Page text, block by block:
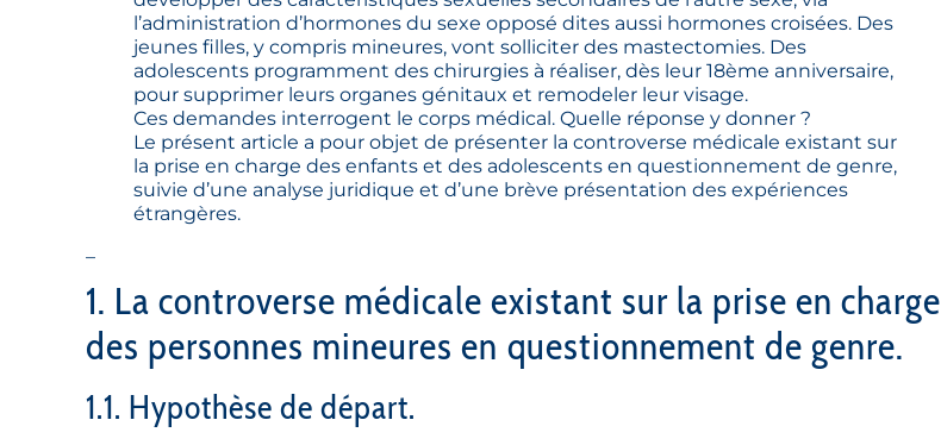
l’administration d’hormones du sexe opposé dites aussi hormones croisées. Des
jeunes filles, y compris mineures, vont solliciter des mastectomies. Des
adolescents programment des chirurgies à réaliser, dès leur 18ème anniversaire,
pour supprimer leurs organes génitaux et remodeler leur visage.
Ces demandes interrogent le corps médical. Quelle réponse y donner ?
Le présent article a pour objet de présenter la controverse médicale existant sur
la prise en charge des enfants et des adolescents en questionnement de genre,
suivie d’une analyse juridique et d’une brève présentation des expériences
étrangères.
–
1. La controverse médicale existant sur la prise en charge
des personnes mineures en questionnement de genre.
1.1. Hypothèse de départ.